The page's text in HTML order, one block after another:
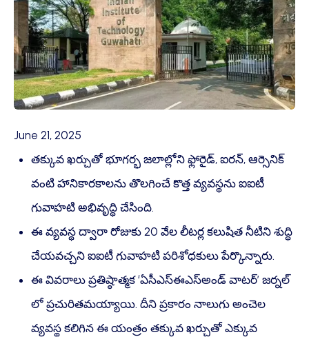
June 21, 2025
తక్కువ ఖర్చుతో భూగర్భ జలాల్లోని ఫ్లోరైడ్, ఐరన్, ఆర్సెనిక్
వంటి హానికారకాలను తొలగించే కొత్త వ్యవస్థను ఐఐటీ
గువాహటి అభివృద్ధి చేసింది.
ఈ వ్యవస్థ ద్వారా రోజుకు 20 వేల లీటర్ల కలుషిత నీటిని శుద్ధి
చేయవచ్చని ఐఐటీ గువాహటి పరిశోధకులు పేర్కొన్నారు.
ఈ వివరాలు ప్రతిష్ఠాత్మక ‘ఏసీఎస్ఈఎస్అండ్ వాటర్’ జర్నల్
లో ప్రచురితమయ్యాయి. దీని ప్రకారం నాలుగు అంచెల
వ్యవస్థ కలిగిన ఈ యంత్రం తక్కువ ఖర్చుతో ఎక్కువ